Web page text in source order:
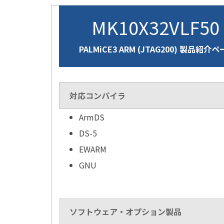
PALMiCE3 ARM (JTAG200) 製品紹介ペ
対応コンパイラ
ArmDS
DS-5
EWARM
GNU
ソフトウェア・オプション製品